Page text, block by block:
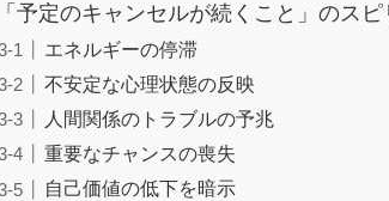
「予定のキャンセルが続くこと」のス
エネルギーの停滞
不安定な心理状態の反映
人間関係のトラブルの予兆
重要なチャンスの喪失
自己価値の低下を暗示